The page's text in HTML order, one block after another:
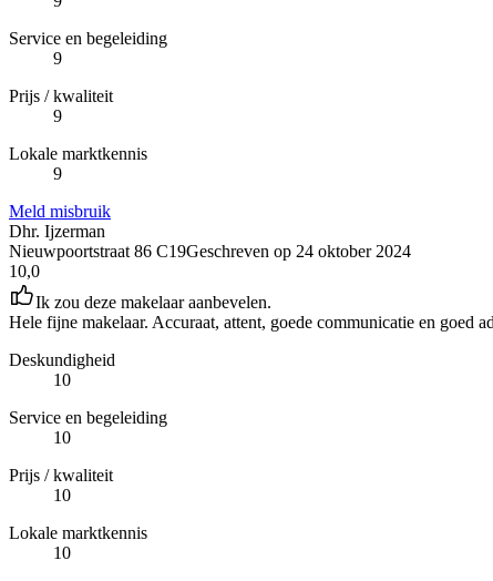
Service en begeleiding
9
Prijs / kwaliteit
9
Lokale marktkennis
9
Meld misbruik
Dhr. Ijzerman
Nieuwpoortstraat 86 C19Geschreven op 24 oktober 2024
10,0
Ik zou deze makelaar aanbevelen.
Hele fijne makelaar. Accuraat, attent, goede communicatie en goed
Deskundigheid
10
Service en begeleiding
10
Prijs / kwaliteit
10
Lokale marktkennis
10